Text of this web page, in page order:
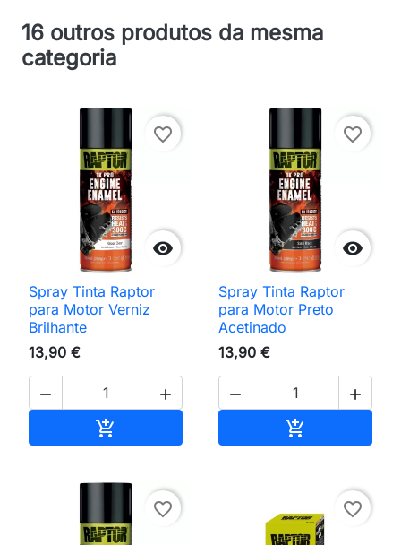
16 outros produtos da mesma
categoria

favorite_border
Spray Tinta Raptor
para Motor Verniz
Brilhante
13,90 €
 


favorite_border
Spray Tinta Raptor
para Motor Preto
Acetinado
13,90 €
 

favorite_border favorite_border